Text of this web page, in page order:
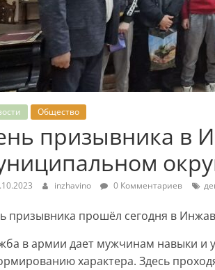
Общество
призывника в
inzhavino 0 Комментариев
призывника прошёл сегодня в
в армии дает мужчинам навыки и
характера. Здесь